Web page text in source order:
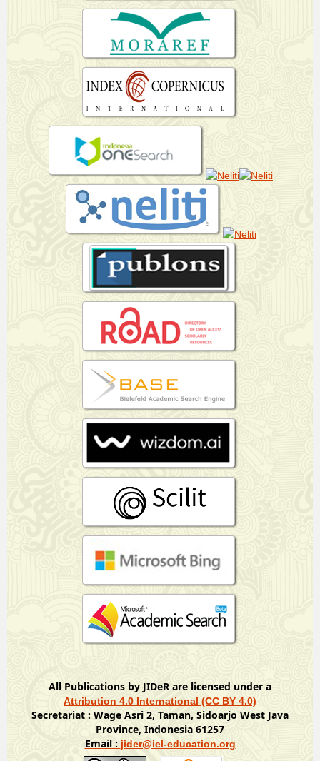
All Publications by JIDeR are licensed under a
Attribution 4.0 International (CC BY 4.0)
Secretariat : Wage Asri 2, Taman, Sidoarjo West Java
Province, Indonesia 61257
Email : jider@iel-education.org